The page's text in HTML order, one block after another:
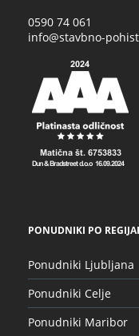
0590 74 061
info@stavbno-
PONUDNIKI PO
Ponudniki Ljubljana
Ponudniki Celje
Ponudniki Maribor